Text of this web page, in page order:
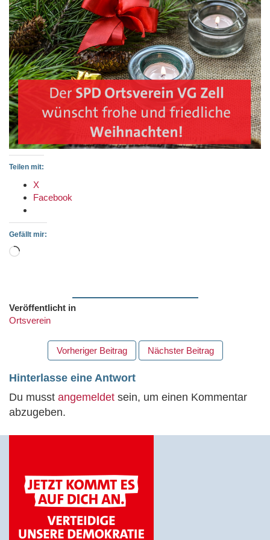
Teilen mit:
X
Facebook
Gefällt mir:
Wird
Veröffentlicht in
Ortsverein
BEITRAGS
NAVIGATION
Vorheriger Beitrag Nächster Beitrag
Hinterlasse eine Antwort
Du musst angemeldet sein, um einen Kommentar
abzugeben.